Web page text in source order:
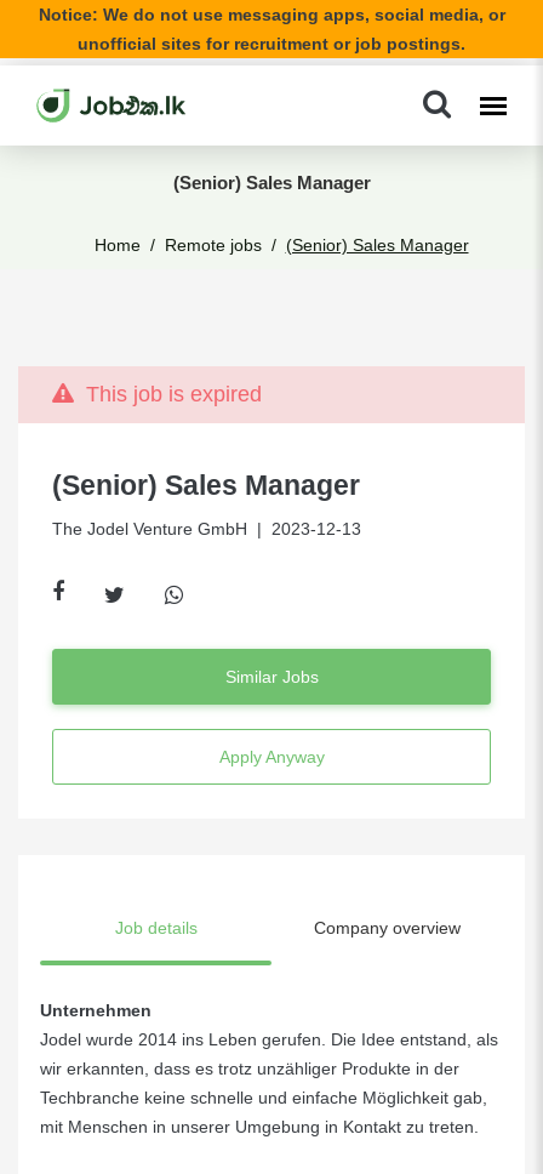
Notice: We do not use messaging apps, social media, or
unofficial sites for recruitment or job postings.
(Senior) Sales Manager
Home Remote jobs (Senior) Sales Manager
This job is expired
(Senior) Sales Manager
The Jodel Venture GmbH | 2023-12-13
Similar Jobs
Apply Anyway
Job details Company overview
Unternehmen
Jodel wurde 2014 ins Leben gerufen. Die Idee entstand, als
wir erkannten, dass es trotz unzähliger Produkte in der
Techbranche keine schnelle und einfache Möglichkeit gab,
mit Menschen in unserer Umgebung in Kontakt zu treten.